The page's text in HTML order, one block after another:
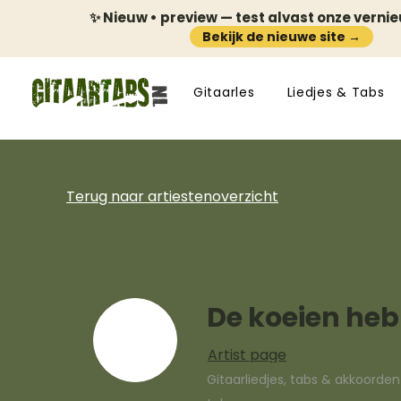
✨ Nieuw • preview — test alvast onze
Bekijk de nieuwe site →
Gitaarles Liedjes & Tabs
Terug naar artiestenoverzicht
De koeien
Artist page
Gitaarliedjes, tabs &